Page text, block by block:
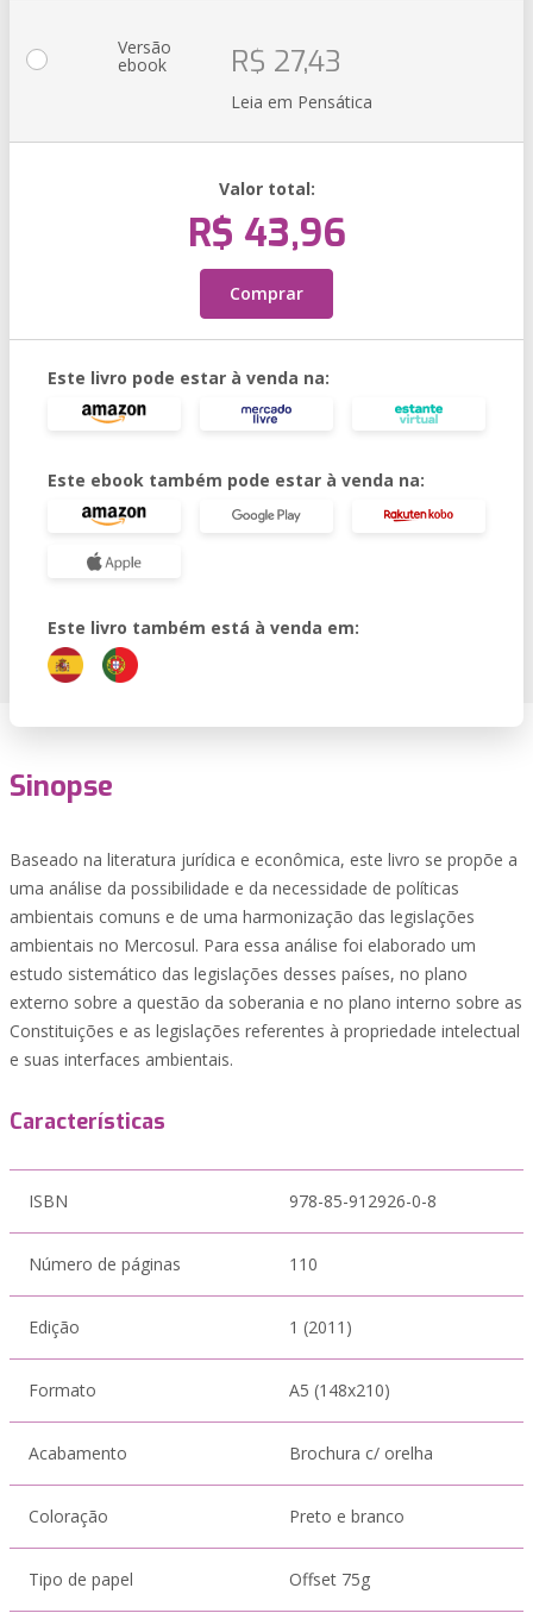
Versão
ebook R$ 27,43
Leia em Pensática
Valor total:
R$ 43,96
Comprar
Este livro pode estar à venda na:
Este ebook também pode estar à venda na:
Este livro também está à venda em:
Sinopse
Baseado na literatura jurídica e econômica, este livro se propõe a
uma análise da possibilidade e da necessidade de políticas
ambientais comuns e de uma harmonização das legislações
ambientais no Mercosul. Para essa análise foi elaborado um
estudo sistemático das legislações desses países, no plano
externo sobre a questão da soberania e no plano interno sobre as
Constituições e as legislações referentes à propriedade intelectual
e suas interfaces ambientais.
Características
ISBN 978-85-912926-0-8
Número de páginas 110
Edição 1 (2011)
Formato A5 (148x210)
Acabamento Brochura c/ orelha
Coloração Preto e branco
Tipo de papel Offset 75g